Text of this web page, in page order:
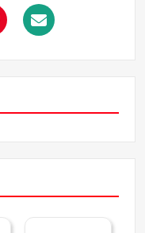
auf Platz 11